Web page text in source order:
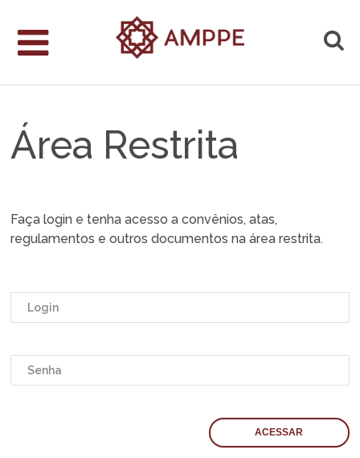
Área Restrita
Faça login e tenha acesso a convênios, atas,
regulamentos e outros documentos na área restrita.